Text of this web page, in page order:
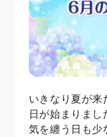
いきなり夏が
日が始まりま
気を纏う日も